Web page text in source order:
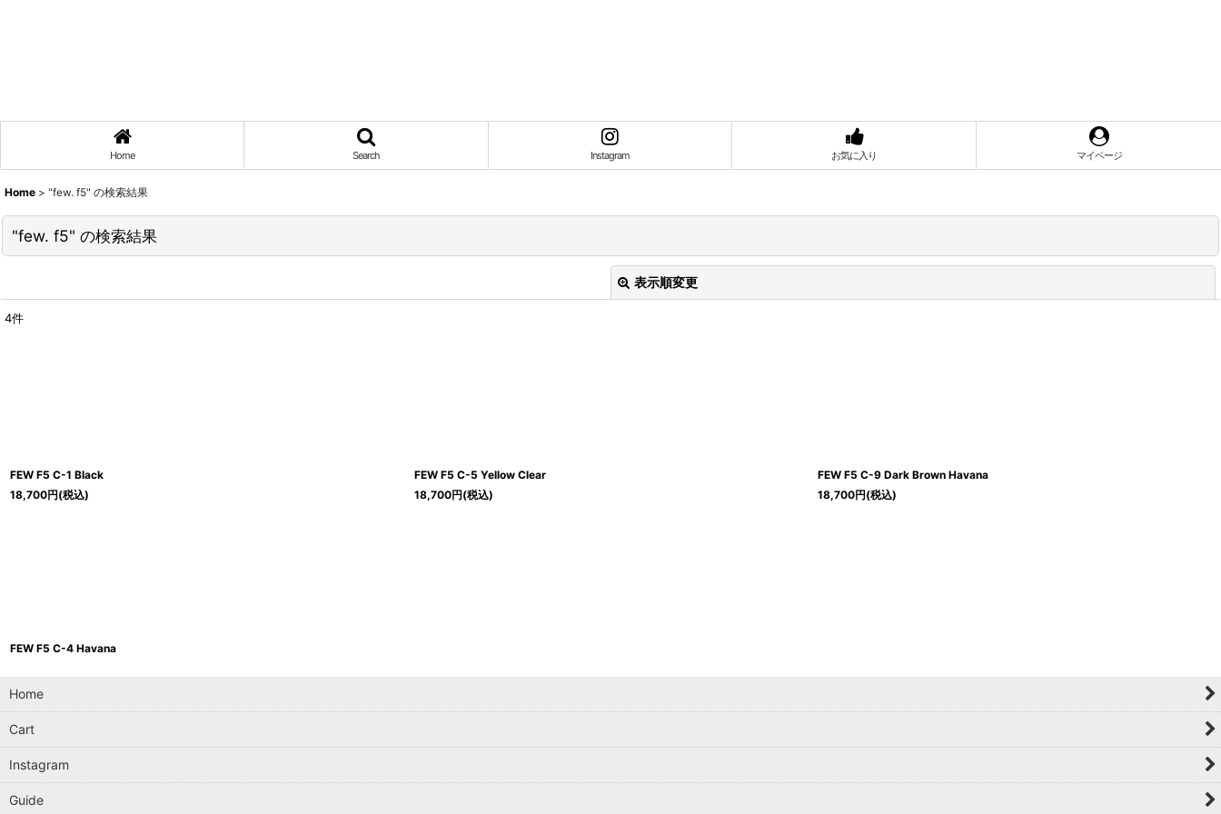
Home Search Instagram お気に入り マイページ
Home > "few. f5" の検索結果
"few. f5" の検索結果
表示順変更
Search
4件
FEW F5 C-1 Black
18,700円(税込)
FEW F5 C-5 Yellow Clear
18,700円(税込)
FEW F5 C-9 Dark Brown Havana
18,700円(税込)
FEW F5 C-4 Havana
Home
Cart
Instagram
Guide